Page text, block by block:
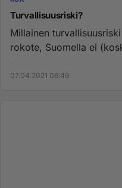
Turvallisuusriski?
Millainen
rokote, Suomella ei
07.04.2021 06:49